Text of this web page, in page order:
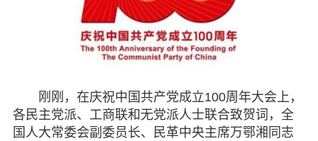
组织建设
机关建设
致公风采
专委会
书香机关
刚刚，在庆祝中国共产党成立100周年大会上，
各民主党派、工商联和无党派人士联合致贺词，全
国人大常委会副委员长、民革中央主席万鄂湘同志